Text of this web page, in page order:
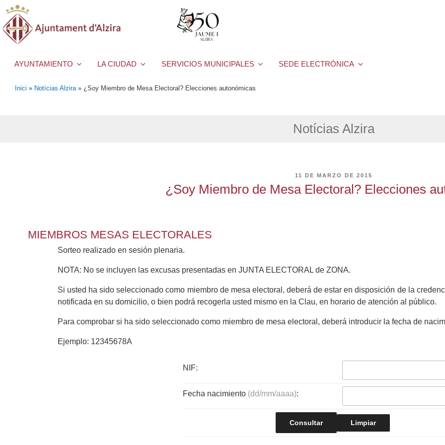
AYUNTAMIENTO LA CIUDAD SERVICIOS MUNICIPALES SEDE ELECTRÓNICA
Inici » Notícias Alzira » ¿Soy Miembro de Mesa Electoral? Elecciones autonómicas
Notícias Alzira
PUBLICADO
11 DE MARZO DE 2015
¿Soy Miembro de Mesa Electoral? Elecciones
MIEMBROS MESAS ELECTORALES
Sorteo realizado en sesión plenaria.
NOTA: No se incluyen las excusas presentadas en JUNTA ELECTORAL de ZONA.
Si usted ha sido seleccionado como miembro de mesa electoral, deberá de estar en disposición de la
notificada en su domicilio, o bien podrá recogerla usted mismo en la Clau, en horario de atención al público.
Para comprobar si ha sido seleccionado como miembro de mesa electoral, deberá introducir la fecha de
Ejemplo: 12345678A
NIF:
Fecha nacimiento (dd/mm/aaaa):